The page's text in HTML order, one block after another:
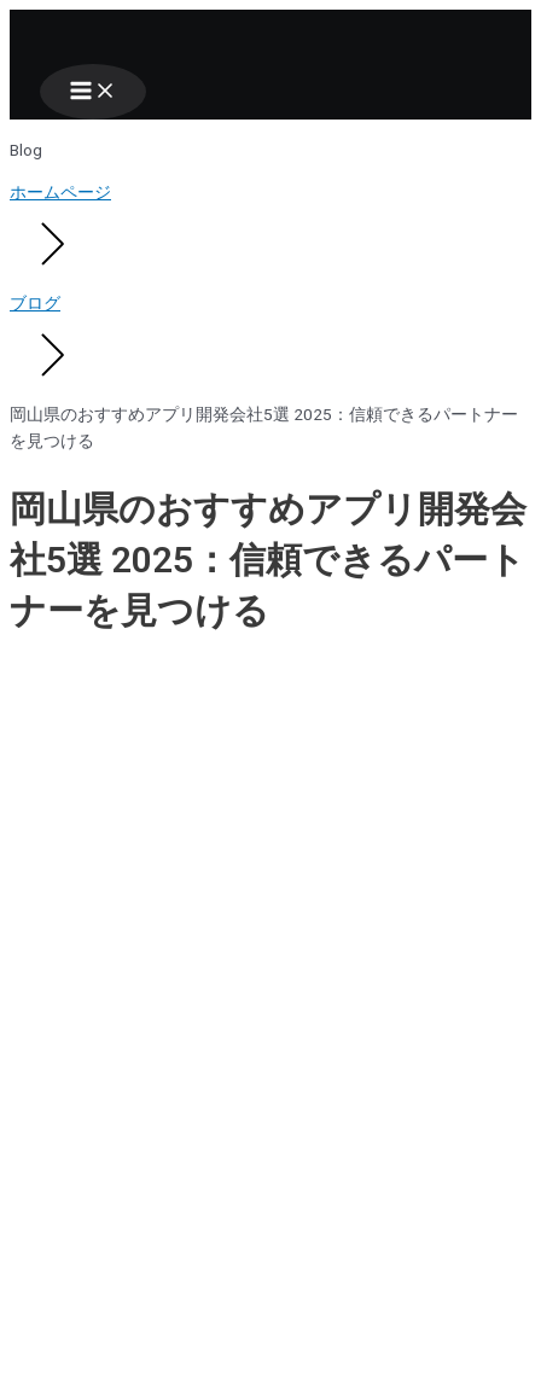
Nhảy
Main
Blog
ホームページ
ブログ
岡山県のおすすめアプリ開発会社5選 2025：信頼できるパートナー
を見つける
岡山県のおすすめアプリ開発会
社5選 2025：信頼できるパート
ナーを見つける